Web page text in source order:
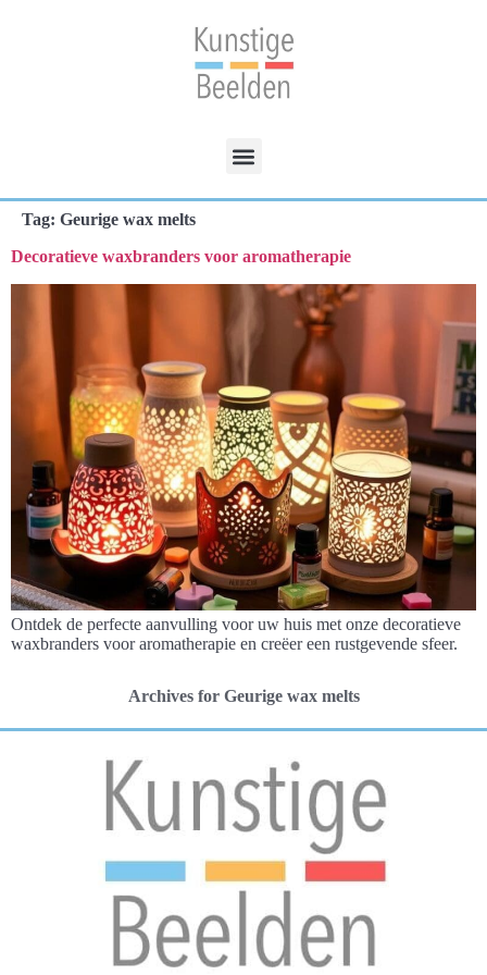
Tag: Geurige wax melts
Decoratieve waxbranders voor aromatherapie
Ontdek de perfecte aanvulling voor uw huis met onze decoratieve
waxbranders voor aromatherapie en creëer een rustgevende sfeer.
Archives for Geurige wax melts